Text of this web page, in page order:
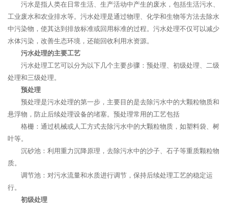
污水是指人类在日常生活、生产活动中产生的废水，包括生活污水、
工业废水和农业排水等。污水处理是通过物理、化学和生物等方法去除水
中污染物，使其达到排放标准或回用标准的过程。污水处理不仅可以减少
水体污染，改善生态环境，还能回收利用水资源。
污水处理的主要工艺
污水处理工艺可以分为以下几个主要步骤：预处理、初级处理、二级
处理和三级处理。
预处理
预处理是污水处理的第一步，主要目的是去除污水中的大颗粒物质和
悬浮物，防止后续处理设备的堵塞。预处理常用的工艺包括
格栅：通过机械或人工方式去除污水中的大颗粒物质，如塑料袋、树
叶等。
沉砂池：利用重力沉降原理，去除污水中的沙子、石子等重质颗粒物
质。
调节池：对污水流量和水质进行调节，保持后续处理工艺的稳定运
行。
初级处理